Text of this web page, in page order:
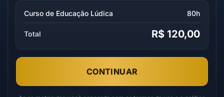
Curso de Educação Lúdica 80h
Total R$ 120,00
CONTINUAR